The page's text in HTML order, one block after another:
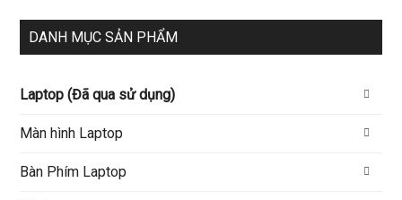
DANH MỤC SẢN PHẨM
Laptop (Đã qua sử dụng)
Màn hình Laptop
Bàn Phím Laptop